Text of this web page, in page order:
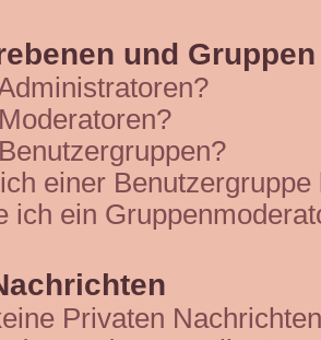
und Gruppen
einer Benutzergruppe
ich ein
Privaten